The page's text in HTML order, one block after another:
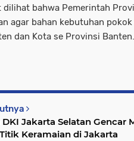
bahwa Pemerintah
agar bahan kebutuhan
dan Kota se Provinsi
Jakarta Selatan Gencar
Keramaian di Jakarta